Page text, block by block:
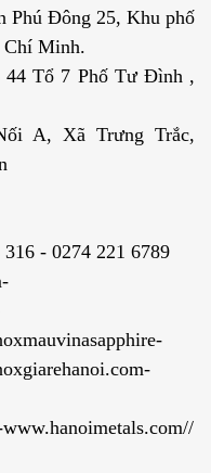
Phú Đông 25, Khu phố
Chí Minh.
Tổ 7 Phố Tư Đình ,
A, Xã Trưng Trắc,
- 0274 221 6789